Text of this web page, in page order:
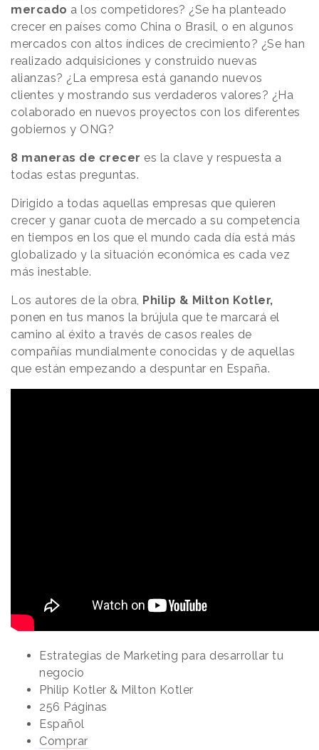
mercado a los competidores? ¿Se ha planteado
crecer en países como China o Brasil, o en algunos
mercados con altos índices de crecimiento? ¿Se han
realizado adquisiciones y construido nuevas
alianzas? ¿La empresa está ganando nuevos
clientes y mostrando sus verdaderos valores? ¿Ha
colaborado en nuevos proyectos con los diferentes
gobiernos y ONG?
8 maneras de crecer es la clave y respuesta a
todas estas preguntas.
Dirigido a todas aquellas empresas que quieren
crecer y ganar cuota de mercado a su competencia
en tiempos en los que el mundo cada día está más
globalizado y la situación económica es cada vez
más inestable.
Los autores de la obra, Philip & Milton Kotler,
ponen en tus manos la brújula que te marcará el
camino al éxito a través de casos reales de
compañías mundialmente conocidas y de aquellas
que están empezando a despuntar en España.
Estrategias de Marketing para desarrollar tu
negocio
Philip Kotler & Milton Kotler
256 Páginas
Español
Comprar